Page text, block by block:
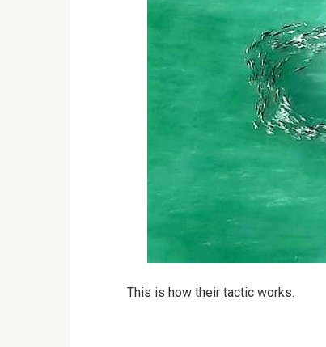
This is how their tactic works.